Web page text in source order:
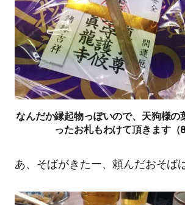
なんだか縁起物っぽいので、天狗様の
ったお札もわけて頂きます（
あ、そばがきたー、頼んだおそば